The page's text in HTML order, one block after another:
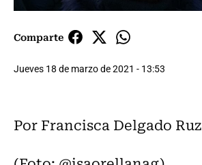
Comparte
Jueves 18 de marzo de 2021 - 13:53
Por Francisca Delgado Ruz